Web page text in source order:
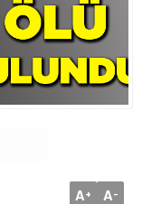
A+ A-